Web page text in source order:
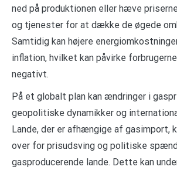
ned på produktionen eller hæve
og tjenester for at dække de øgede
Samtidig kan højere
inflation, hvilket kan påvirke
negativt.
På et globalt plan kan ændringer i
geopolitiske dynamikker og
Lande, der er afhængige af gasimport,
over for prisudsving og politiske
gasproducerende lande. Dette kan